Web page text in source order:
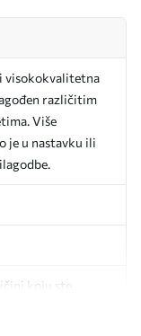
visokokvalitetna
različitim
Više
je u nastavku ili
koju ste